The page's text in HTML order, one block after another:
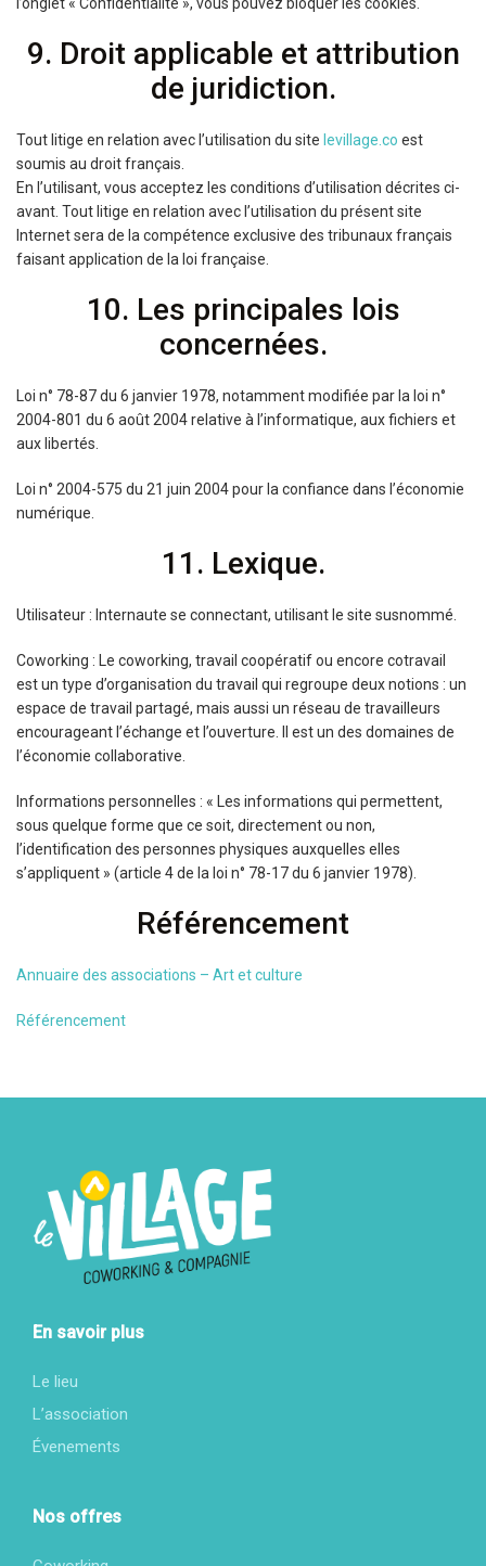
9. Droit applicable et attribution
de juridiction.
Tout litige en relation avec l’utilisation du site levillage.co est
soumis au droit français.
En l’utilisant, vous acceptez les conditions d’utilisation décrites ci-
avant. Tout litige en relation avec l’utilisation du présent site
Internet sera de la compétence exclusive des tribunaux français
faisant application de la loi française.
10. Les principales lois
concernées.
Loi n° 78-87 du 6 janvier 1978, notamment modifiée par la loi n°
2004-801 du 6 août 2004 relative à l’informatique, aux fichiers et
aux libertés.
Loi n° 2004-575 du 21 juin 2004 pour la confiance dans l’économie
numérique.
11. Lexique.
Utilisateur : Internaute se connectant, utilisant le site susnommé.
Coworking : Le coworking, travail coopératif ou encore cotravail
est un type d’organisation du travail qui regroupe deux notions : un
espace de travail partagé, mais aussi un réseau de travailleurs
encourageant l’échange et l’ouverture. Il est un des domaines de
l’économie collaborative.
Informations personnelles : « Les informations qui permettent,
sous quelque forme que ce soit, directement ou non,
l’identification des personnes physiques auxquelles elles
s’appliquent » (article 4 de la loi n° 78-17 du 6 janvier 1978).
Référencement
Annuaire des associations – Art et culture
Référencement
En savoir plus
Le lieu
L’association
Évenements
Nos offres